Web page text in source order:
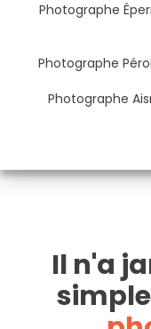
Photographe
Photographe
Photographe
Il n'a